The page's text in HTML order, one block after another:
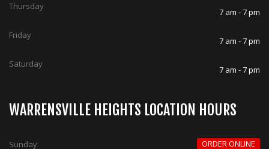
Thursday
7 am - 7 pm
Friday
7 am - 7 pm
Saturday
7 am - 7 pm
WARRENSVILLE HEIGHTS LOCATION HOURS
Sunday ORDER ONLINE